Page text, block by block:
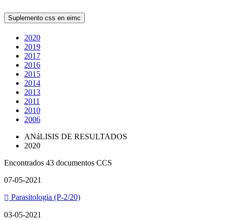
Suplemento css en eimc
2020
2019
2017
2016
2015
2014
2013
2011
2010
2006
ANáLISIS DE RESULTADOS
2020
Encontrados 43 documentos CCS
07-05-2021
Parasitologia (P-2/20)
03-05-2021